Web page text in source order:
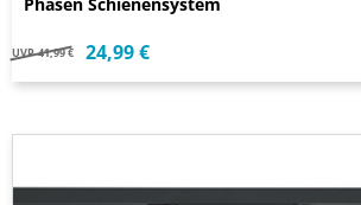
Phasen Schienensystem
UVP 41,99 € 24,99 €